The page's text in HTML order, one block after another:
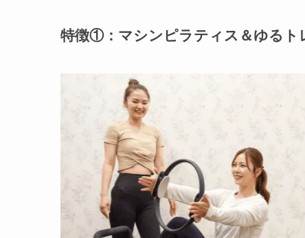
特徴①：マシンピラティス＆ゆるト